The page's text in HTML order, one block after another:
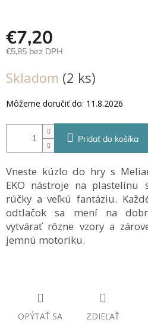
Prihlásenie
€7,20
€5,85 bez DPH
cena:
Skladom (2 ks)
Môžeme doručiť do: 11.8.2026
Pridať do košíka
Vneste kúzlo do hry s
EKO nástroje na plastelínu
rúčky a veľkú fantáziu.
odtlačok sa mení na
vytvárať rôzne vzory a
jemnú motoriku.
OPÝTAŤ SA ZDIEĽAŤ